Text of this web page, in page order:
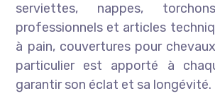
serviettes, nappes,
professionnels et articles
à pain, couvertures pour
particulier est apporté à
garantir son éclat et sa longévité.